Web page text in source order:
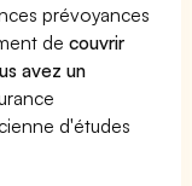
prévoyances
decouvrir
avez un
d'études